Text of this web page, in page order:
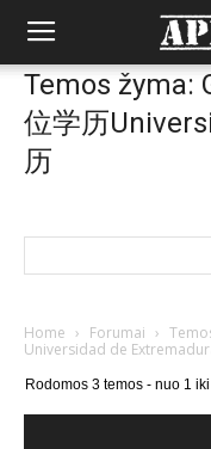
Temos žyma:
位学历
历
Home › Forumai ›
Universidad de
Rodomos 3 temos - nuo 1